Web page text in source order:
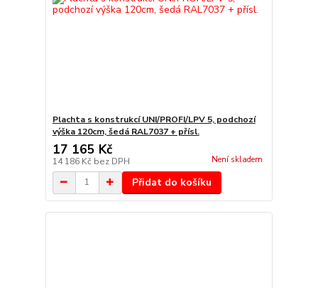
Plachta s konstrukcí UNI/PROFI/LPV 5, podchozí
výška 120cm, šedá RAL7037 + přísl.
17 165 Kč
14 186 Kč bez DPH Není skladem
Přidat do košíku